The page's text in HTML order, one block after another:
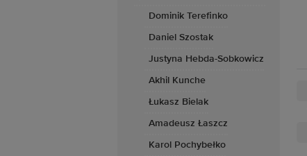
Dominik Terefinko
Daniel Szostak
Justyna Hebda-Sobkowicz
Akhil Kunche
Łukasz Bielak
Amadeusz Łaszcz
Karol Pochybełko